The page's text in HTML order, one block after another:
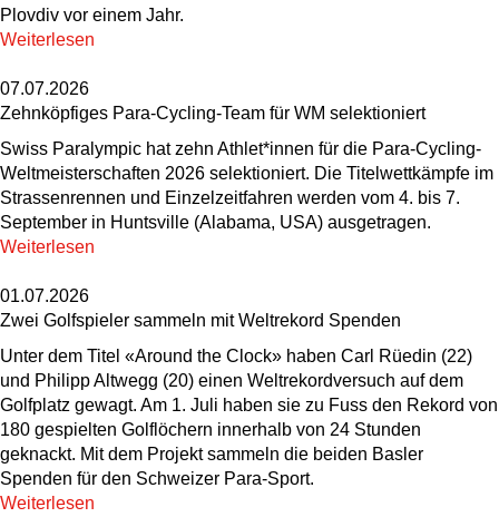
Plovdiv vor einem Jahr.
Weiterlesen
07.07.2026
Zehnköpfiges Para-Cycling-Team für WM selektioniert
Swiss Paralympic hat zehn Athlet*innen für die Para-Cycling-
Weltmeisterschaften 2026 selektioniert. Die Titelwettkämpfe im
Strassenrennen und Einzelzeitfahren werden vom 4. bis 7.
September in Huntsville (Alabama, USA) ausgetragen.
Weiterlesen
01.07.2026
Zwei Golfspieler sammeln mit Weltrekord Spenden
Unter dem Titel «Around the Clock» haben Carl Rüedin (22)
und Philipp Altwegg (20) einen Weltrekordversuch auf dem
Golfplatz gewagt. Am 1. Juli haben sie zu Fuss den Rekord von
180 gespielten Golflöchern innerhalb von 24 Stunden
geknackt. Mit dem Projekt sammeln die beiden Basler
Spenden für den Schweizer Para-Sport.
Weiterlesen